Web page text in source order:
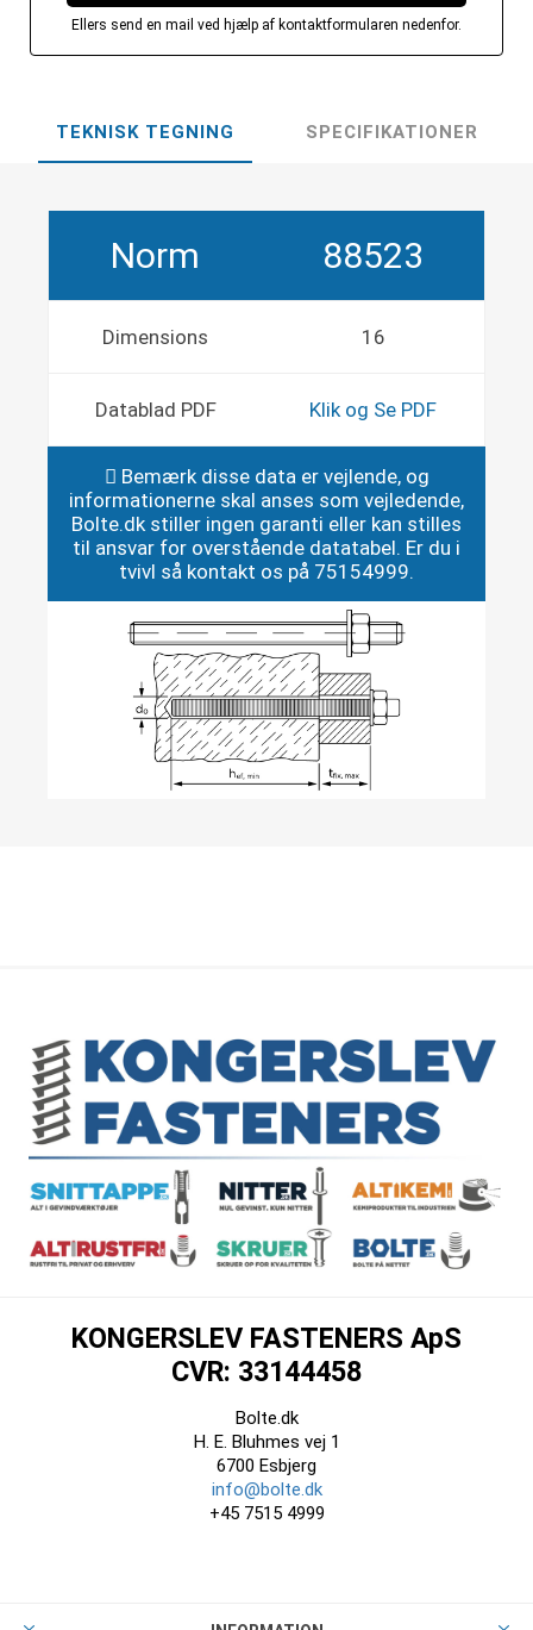
Ellers send en mail ved hjælp af kontaktformularen nedenfor.
TEKNISK TEGNING SPECIFIKATIONER
Norm 88523
Dimensions 16
Datablad PDF Klik og Se PDF
Bemærk disse data er vejlende, og
informationerne skal anses som vejledende,
Bolte.dk stiller ingen garanti eller kan stilles
til ansvar for overstående datatabel. Er du i
tvivl så kontakt os på 75154999.
KONGERSLEV FASTENERS ApS
CVR: 33144458
Bolte.dk
H. E. Bluhmes vej 1
6700 Esbjerg
info@bolte.dk
+45 7515 4999